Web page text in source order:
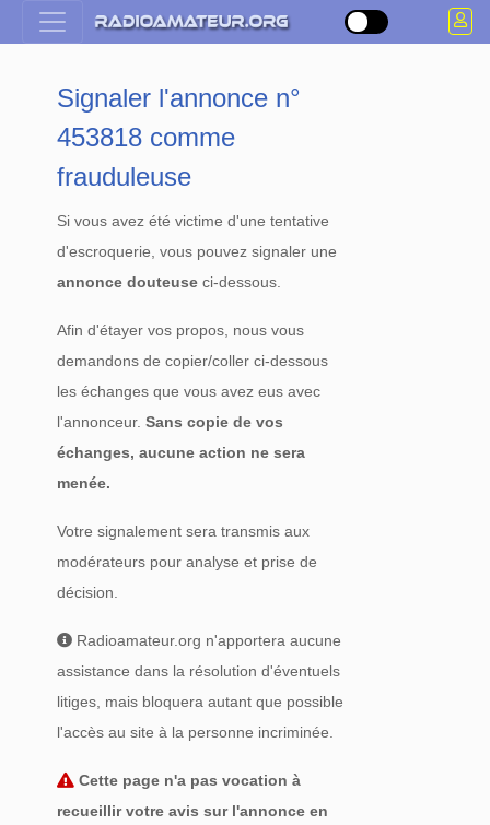
Signaler l'annonce n°
453818 comme
frauduleuse
Si vous avez été victime d'une tentative
d'escroquerie, vous pouvez signaler une
annonce douteuse ci-dessous.
Afin d'étayer vos propos, nous vous
demandons de copier/coller ci-dessous
les échanges que vous avez eus avec
l'annonceur.Sans copie de vos
échanges, aucune action ne sera
menée.
Votre signalement sera transmis aux
modérateurs pour analyse et prise de
décision.
Radioamateur.org n'apportera aucune
assistance dans la résolution d'éventuels
litiges, mais bloquera autant que possible
l'accès au site à la personne incriminée.
Cette page n'a pas vocation à
recueillir votre avis sur l'annonce en